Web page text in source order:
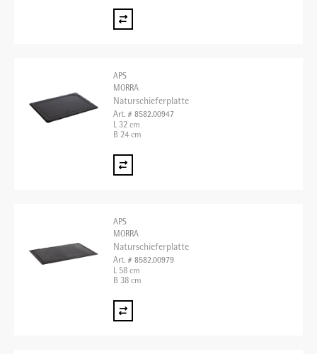
APS
MORRA
Naturschieferplatte
Art. # 8582.00947
L 32 cm
B 24 cm
APS
MORRA
Naturschieferplatte
Art. # 8582.00979
L 58 cm
B 38 cm